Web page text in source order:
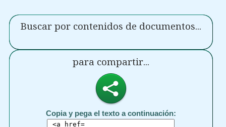
Buscar por contenidos de documentos...
para compartir...
Copia y pega el texto a continuación: